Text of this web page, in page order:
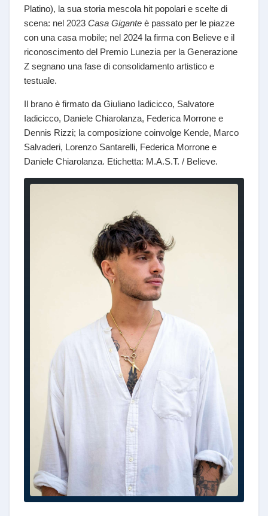
Platino), la sua storia mescola hit popolari e scelte di
scena: nel 2023 Casa Gigante è passato per le piazze
con una casa mobile; nel 2024 la firma con Believe e il
riconoscimento del Premio Lunezia per la Generazione
Z segnano una fase di consolidamento artistico e
testuale.
Il brano è firmato da Giuliano Iadicicco, Salvatore
Iadicicco, Daniele Chiarolanza, Federica Morrone e
Dennis Rizzi; la composizione coinvolge Kende, Marco
Salvaderi, Lorenzo Santarelli, Federica Morrone e
Daniele Chiarolanza. Etichetta: M.A.S.T. / Believe.